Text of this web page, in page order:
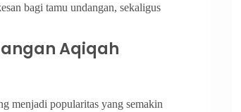
bagi tamu undangan, sekaligus
Aqiqah
menjadi popularitas yang semakin